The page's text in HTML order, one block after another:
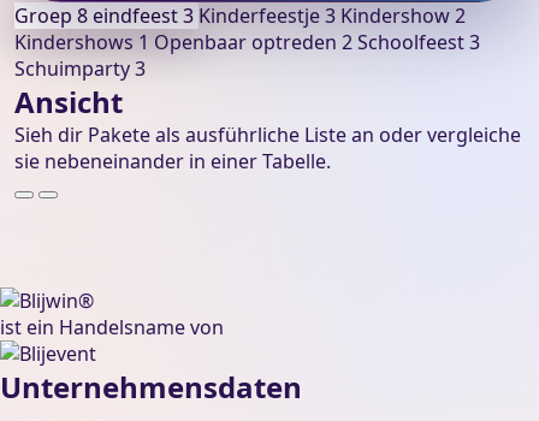
Groep 8 eindfeest3 Kinderfeestje3 Kindershow2
Kindershows 1 Openbaar optreden 2Schoolfeest3
Schuimparty3
Ansicht
Sieh dir Pakete als ausführliche Liste an oder vergleiche
sie nebeneinander in einer Tabelle.
Blijwin® is een handelsnaam van Blijevent BV
ist ein Handelsname von
Unternehmensdaten